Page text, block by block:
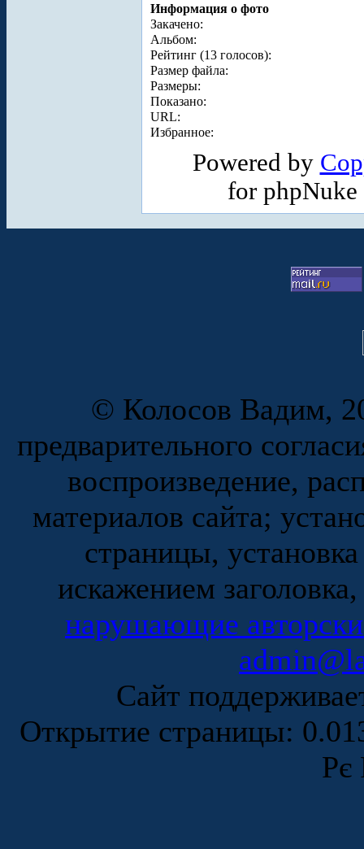
Информация о фото
Закачено:
Альбом:
Рейтинг (13 голосов):
Размер файла:
Размеры:
Показано:
URL:
Избранное:
Powered by
for
© Колосов Вадим,
предварительного
воспроизведение,
материалов сайта;
страницы,
искажением
нарушающие
Сайт
Открытие страницы:
Рє